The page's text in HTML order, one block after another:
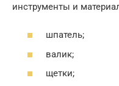
инструменты и
шпатель;
валик;
щетки;